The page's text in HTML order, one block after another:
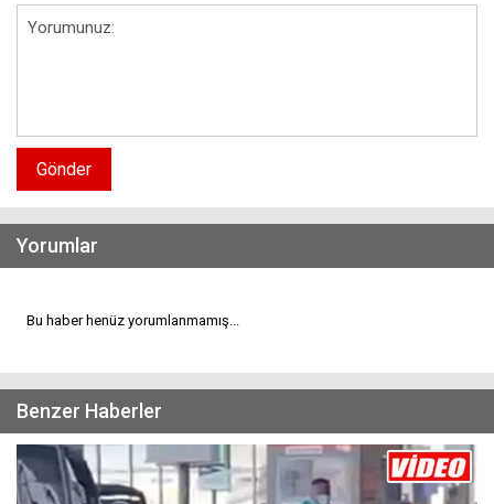
Gönder
Yorumlar
Bu haber henüz yorumlanmamış...
Benzer Haberler